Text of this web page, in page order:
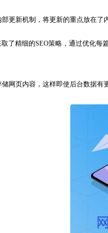
更新机制，将更新的重点放在
了精细的SEO策略，通过优化
网页内容，这样即使后台数据